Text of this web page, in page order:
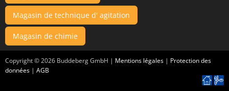
Magasin de technique d' agitation
Magasin de chimie
Copyright ©2026 Buddeberg GmbH | Mentions légales | Protection des
données | AGB